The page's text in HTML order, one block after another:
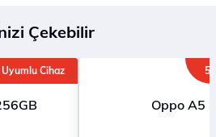
Çekebilir
Uyumlu Cihaz
Oppo A5